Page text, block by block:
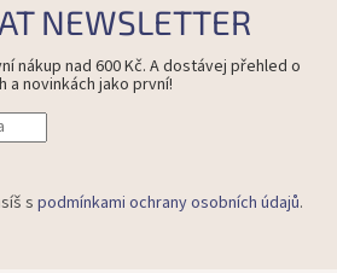
NEWSLETTER
nákup nad 600 Kč. A dostávej přehled o
a novinkách jako první!
s podmínkami ochrany osobních údajů.